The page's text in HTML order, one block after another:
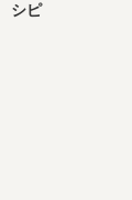
シピ